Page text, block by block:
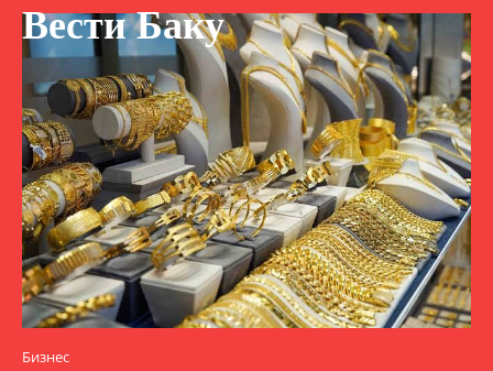
Вести Баку
Бизнес